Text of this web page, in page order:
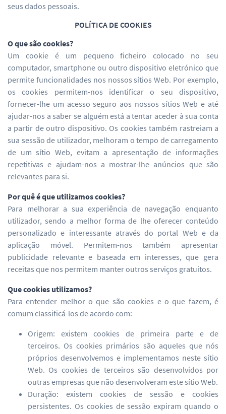
seus dados pessoais.
POLÍTICA DE COOKIES
O que são cookies?
Um cookie é um pequeno ficheiro colocado no seu
computador, smartphone ou outro dispositivo eletrónico que
permite funcionalidades nos nossos sítios Web. Por exemplo,
os cookies permitem-nos identificar o seu dispositivo,
fornecer-lhe um acesso seguro aos nossos sítios Web e até
ajudar-nos a saber se alguém está a tentar aceder à sua conta
a partir de outro dispositivo. Os cookies também rastreiam a
sua sessão de utilizador, melhoram o tempo de carregamento
de um sítio Web, evitam a apresentação de informações
repetitivas e ajudam-nos a mostrar-lhe anúncios que são
relevantes para si.
Por quê é que utilizamos cookies?
Para melhorar a sua experiência de navegação enquanto
utilizador, sendo a melhor forma de lhe oferecer conteúdo
personalizado e interessante através do portal Web e da
aplicação móvel. Permitem-nos também apresentar
publicidade relevante e baseada em interesses, que gera
receitas que nos permitem manter outros serviços gratuitos.
Que cookies utilizamos?
Para entender melhor o que são cookies e o que fazem, é
comum classificá-los de acordo com:
Origem: existem cookies de primeira parte e de
terceiros. Os cookies primários são aqueles que nós
próprios desenvolvemos e implementamos neste sítio
Web. Os cookies de terceiros são desenvolvidos por
outras empresas que não desenvolveram este sítio Web.
Duração: existem cookies de sessão e cookies
persistentes. Os cookies de sessão expiram quando o